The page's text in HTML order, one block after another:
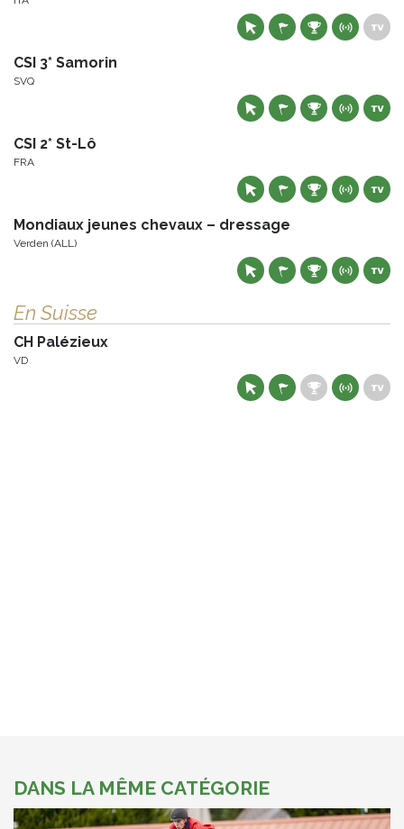
CSI 3* Samorin
SVQ
CSI 2* St-Lô
FRA
Mondiaux jeunes chevaux – dressage
Verden (ALL)
En Suisse
CH Palézieux
VD
DANS LA MÊME CATÉGORIE